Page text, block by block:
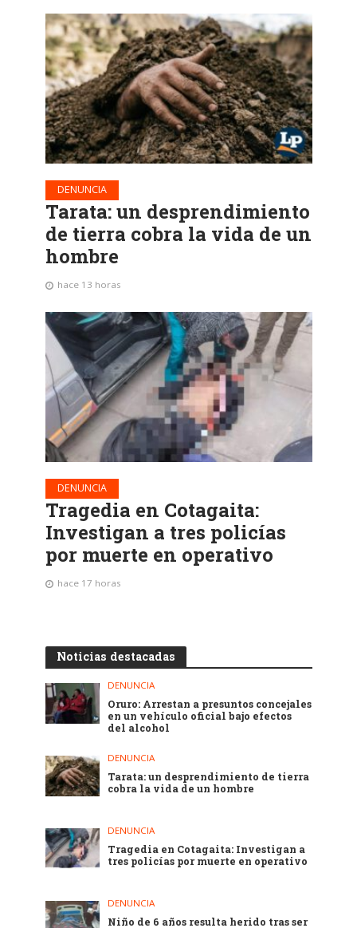
DENUNCIA
Tarata: un desprendimiento
de tierra cobra la vida de un
hombre
hace 13 horas
DENUNCIA
Tragedia en Cotagaita:
Investigan a tres policías
por muerte en operativo
hace 17 horas
Noticias destacadas
DENUNCIA
Oruro: Arrestan a presuntos concejales
en un vehículo oficial bajo efectos
del alcohol
DENUNCIA
Tarata: un desprendimiento de tierra
cobra la vida de un hombre
DENUNCIA
Tragedia en Cotagaita: Investigan a
tres policías por muerte en operativo
DENUNCIA
Niño de 6 años resulta herido tras ser